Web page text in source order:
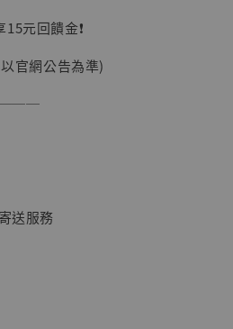
元回饋金❗️
官網公告為準)
送服務